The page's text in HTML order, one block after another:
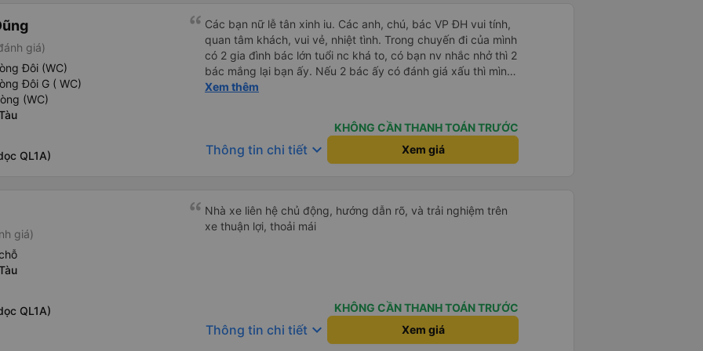
giá)
Đôi (WC)
Đôi G ( WC)
(WC)
QL1A)
Các bạn nữ lễ tân xinh iu. Các anh, chú, bác VP ĐH vui tính,
quan tâm khách, vui vẻ, nhiệt tình. Trong chuyến đi của mình
có 2 gia đình bác lớn tuổi nc khá to, có bạn nv nhắc nhở thì 2
bác mắng lại bạn ấy. Nếu 2 bác ấy có đánh giá xấu thì mình
ngược lại nha. Bạn ấy nhắc nhở rất đúng. 2 bác nói rất to. To
nhau xuất hiện trong giấc mơ của mình luôn. Nên nếu bạn ấy
bị phản ánh thì đừng trừ lương bạn ấy nha. Nếu bạn ấy bị trừ
thì bảo bạn ấy liên hệ sđt của mình, mình hỗ trợ ạ. Số mình
đuôi 666, chuyến ĐH-NT ngày 16/1. À các bạn nữ lễ tân xinh
lần xe rẽ 1 cái là ✈️ Ít đi xe khách nhưng đủ để đánh giá
10/10.
Xem thêm
KHÔNG CẦN THANH TOÁN TRƯỚC
Thông tin chi tiết keyboard_arrow_down Xem giá
giá)
QL1A)
Nhà xe liên hệ chủ động, hướng dẫn rõ, và trải nghiệm trên
xe thuận lợi, thoải mái
KHÔNG CẦN THANH TOÁN TRƯỚC
Thông tin chi tiết keyboard_arrow_down Xem giá